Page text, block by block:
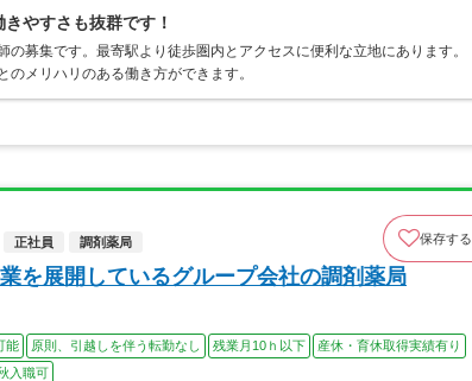
やすさも抜群です！
募集です。最寄駅より徒歩圏内とアクセスに便利な立地にあります。
メリハリのある働き方ができます。
正社員 調剤薬局 保存する
を展開しているグループ会社の調剤薬局
能 原則、引越しを伴う転勤なし 残業月10ｈ以下
産休・育休取得実績有り
入職可